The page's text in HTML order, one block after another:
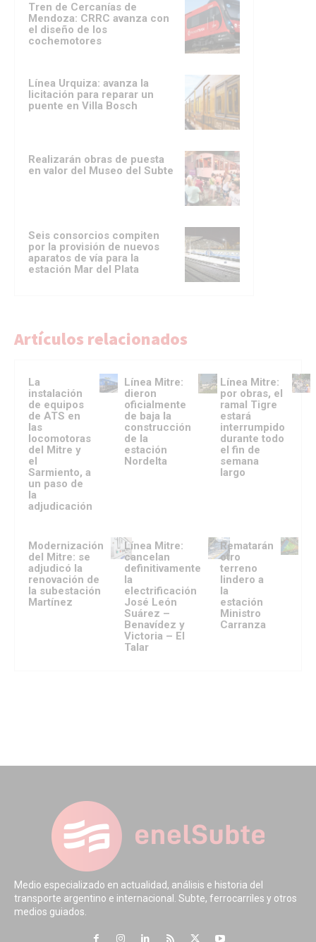
Tren de Cercanías de
Mendoza: CRRC avanza con
el diseño de los
cochemotores
Línea Urquiza: avanza la
licitación para reparar un
puente en Villa Bosch
Realizarán obras de puesta
en valor del Museo del Subte
Seis consorcios compiten
por la provisión de nuevos
aparatos de vía para la
estación Mar del Plata
Artículos relacionados
La
instalación
de equipos
de ATS en
las
locomotoras
del Mitre y
el
Sarmiento, a
un paso de
la
adjudicación
Línea Mitre:
dieron
oficialmente
de baja la
construcción
de la
estación
Nordelta
Línea Mitre:
por obras, el
ramal Tigre
estará
interrumpido
durante todo
el fin de
semana
largo
Modernización
del Mitre: se
adjudicó la
renovación de
la subestación
Martínez
Línea Mitre:
cancelan
definitivamente
la
electrificación
José León
Suárez –
Benavídez y
Victoria – El
Talar
Rematarán
otro
terreno
lindero a
la
estación
Ministro
Carranza
Medio especializado en actualidad, análisis e historia del
transporte argentino e internacional. Subte, ferrocarriles y otros
medios guiados.